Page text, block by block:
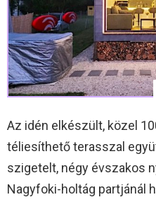
Az idén elkészült, közel
téliesíthető terasszal
szigetelt, négy évszakos
Nagyfoki-holtág partjánál